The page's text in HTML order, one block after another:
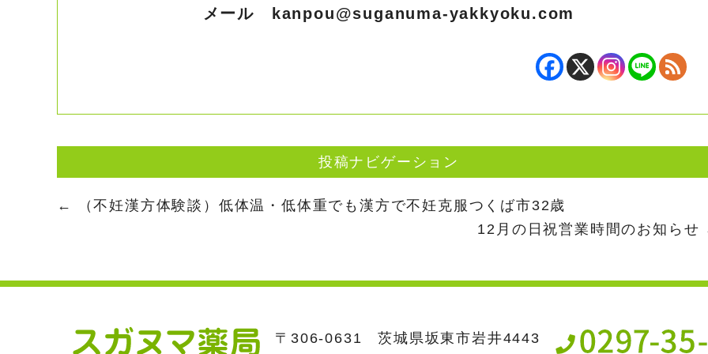
メール kanpou@suganuma-yakkyoku.com
投稿ナビゲーション
←
（不妊漢方体験談）低体温・低体重でも漢方で不妊克服つくば市32歳
12月の日祝営業時間のお知らせ
〒306-0631 茨城県坂東市岩井4443